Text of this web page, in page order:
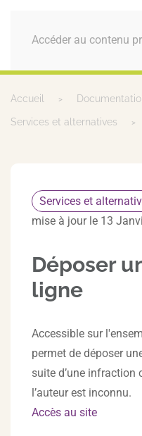
Accéder au contenu
MENU
Accueil
Services et alternatives
Services et
mise à jour le 13
Déposer
ligne
Accessible sur
permet de déposer
suite d’une infraction
l’auteur est inconnu.
Accès au site